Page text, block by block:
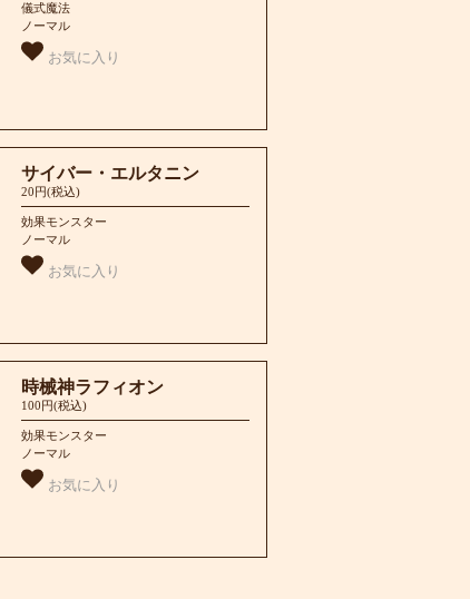
儀式魔法
ノーマル
お気に入り
サイバー・エルタニン
20円(税込)
効果モンスター
ノーマル
お気に入り
時械神ラフィオン
100円(税込)
効果モンスター
ノーマル
お気に入り